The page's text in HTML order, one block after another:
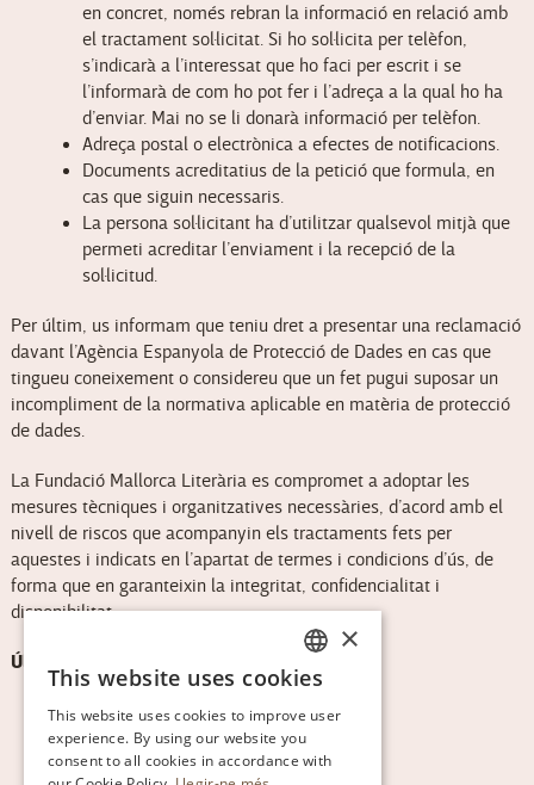
en concret, només rebran la informació en relació amb
el tractament sol·licitat. Si ho sol·licita per telèfon,
s’indicarà a l’interessat que ho faci per escrit i se
l’informarà de com ho pot fer i l’adreça a la qual ho ha
d’enviar. Mai no se li donarà informació per telèfon.
Adreça postal o electrònica a efectes de notificacions.
Documents acreditatius de la petició que formula, en
cas que siguin necessaris.
La persona sol·licitant ha d’utilitzar qualsevol mitjà que
permeti acreditar l’enviament i la recepció de la
sol·licitud.
Per últim, us informam que teniu dret a presentar una reclamació
davant l’Agència Espanyola de Protecció de Dades en cas que
tingueu coneixement o considereu que un fet pugui suposar un
incompliment de la normativa aplicable en matèria de protecció
de dades.
La Fundació Mallorca Literària es compromet a adoptar les
mesures tècniques i organitzatives necessàries, d’acord amb el
nivell de riscos que acompanyin els tractaments fets per
aquestes i indicats en l’apartat de termes i condicions d’ús, de
forma que en garanteixin la integritat, confidencialitat i
disponibilitat.
Última actualització: 19 de març de 2024
CATALAN
ENGLISH
SPANISH
×
This website uses cookies
This website uses cookies to improve user
experience. By using our website you
consent to all cookies in accordance with